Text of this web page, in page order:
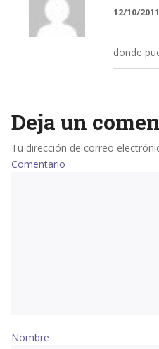
12/10/
donde
Deja un
Tu dirección de correo
Comentario
Nombre